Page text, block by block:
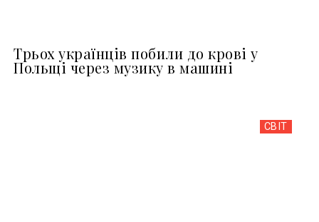
Трьох українців побили до крові у
Польщі через музику в машині
СВІТ